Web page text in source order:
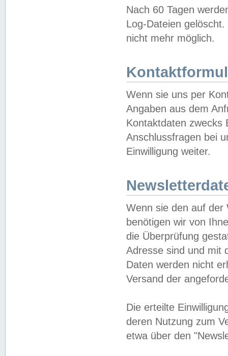
Nach 60 Tagen
Log-Dateien
nicht mehr möglich.
Wenn sie uns per
Angaben aus dem
Kontaktdaten zwecks
Anschlussfragen bei
Einwilligung weiter.
Wenn sie den auf der
benötigen wir von
die Überprüfung
Adresse sind und mit
Daten werden nicht
Versand der
Die erteilte
deren Nutzung zum
etwa über den